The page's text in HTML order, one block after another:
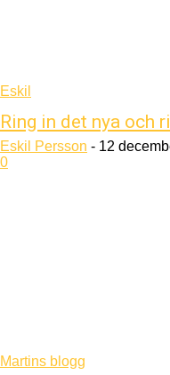
Eskil
Ring in det nya och
Eskil Persson - 12
0
Martins blogg